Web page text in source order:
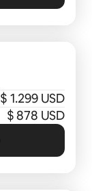
$ 1.299 USD
$ 878 USD